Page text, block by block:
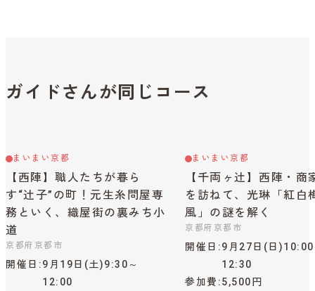
ガイドさんが同じコース
まいまい京都
【西陣】職人たちが暮ら
す“辻子”の町！元生糸問屋専
務といく、織屋街の裏みち小
道
京都府京都市
開催日
9月19日(土)9:30～
12:00
まいまい京都
【千両ヶ辻】西陣・商
を訪ねて、光琳「紅白
風」の謎を解く
京都府京都市
開催日
9月27日(日
12:30
参加費 5,500円